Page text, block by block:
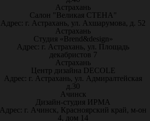
Астрахань
Салон "Великая СТЕНА"
Адрес: г. Астрахань, ул. Ахшарумова, д. 52
Астрахань
Студия «Brend&design»
Адрес: г. Астрахань, ул. Площадь
декабристов 7
Астрахань
Центр дизайна DECOLE
Адрес: г. Астрахань, ул. Адмиралтейская
д.30
Ачинск
Дизайн-студия ИРМА
Адрес: г. Ачинск, Красноярский край, м-он
4, дом 14